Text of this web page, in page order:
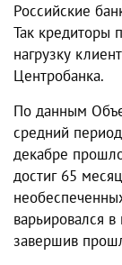
Российские
Так кредиторы
нагрузку
Центробанка.
По данным
средний
декабре
достиг 65
варьировался
завершив